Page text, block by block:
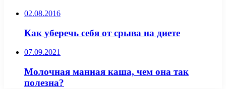
02.08.2016
Как уберечь себя от срыва на диете
07.09.2021
Молочная манная каша, чем она так
полезна?